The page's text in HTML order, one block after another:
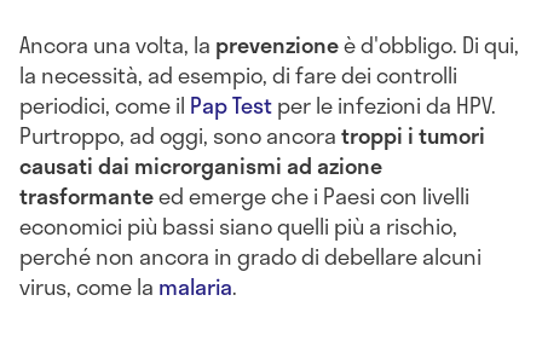
Ancora una volta, la prevenzioneè d'obbligo. Di qui,
la necessità, ad esempio, di fare dei controlli
periodici, come il Pap Testper le infezioni da HPV.
Purtroppo, ad oggi, sono ancoratroppi i tumori
causati dai microrganismi ad azione
trasformanteed emerge che i Paesi con livelli
economici più bassi siano quelli più a rischio,
perché non ancora in grado di debellare alcuni
virus, come la malaria.